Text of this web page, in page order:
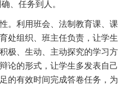
、任务到人。
。利用班会、法制教育课、课
处组织、班主任负责，让学生
极、生动、主动探究的学习方
论的形式，让学生多发表自己
的有效时间完成答卷任务，为